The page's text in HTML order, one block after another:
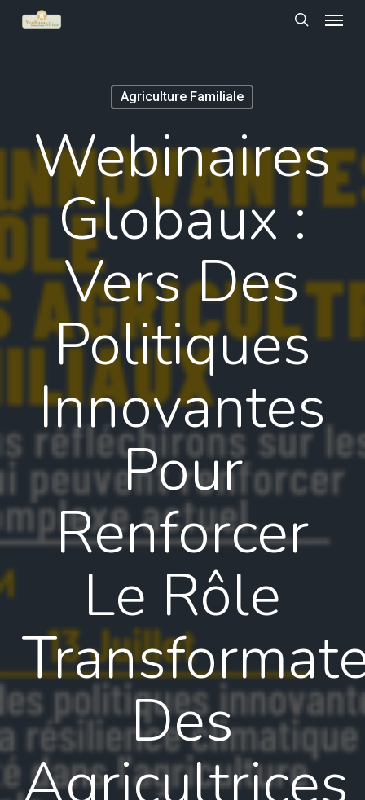
Skip
Agriculture Familiale
Webinaires
Globaux :
Vers Des
Politiques
Innovantes
Pour
Renforcer
Le Rôle
Des
Agricultrices